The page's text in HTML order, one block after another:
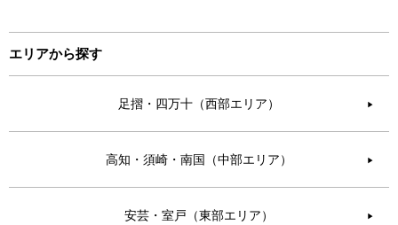
エリアから探す
足摺・四万十（西部エリア） ▶︎
高知・須崎・南国（中部エリア） ▶︎
安芸・室戸（東部エリア） ▶︎